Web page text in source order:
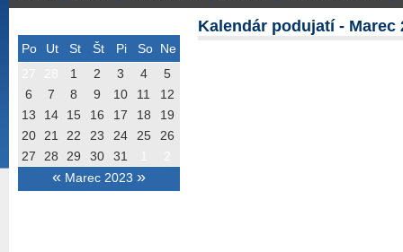
Po Ut St Št Pi So Ne
« Marec 2023 »
1 2 3 4
5
6
7 8 9 10 11
12
13
14 15 16 17 18
19
20
21 22 23 24 25
26
27
28 29 30 31
Kalendár podujatí - Marec